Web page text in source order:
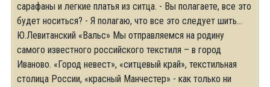
саpафаны и легкие платья из ситца. - Вы полагаете, все это
будет носиться? - Я полагаю, что все это следует шить…
Ю.Левитанский «Вальс» Мы отправляемся на родину
самого известного российского текстиля – в город
Иваново. «Город невест», «ситцевый край», текстильная
столица России, «красный Манчестер» - как только ни